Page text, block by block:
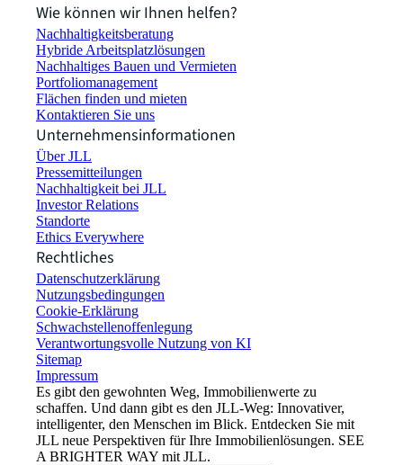
Wie können wir Ihnen helfen?
Nachhaltigkeitsberatung
Hybride Arbeitsplatzlösungen
Nachhaltiges Bauen und Vermieten
Portfoliomanagement
Flächen finden und mieten
Kontaktieren Sie uns
Unternehmensinformationen
Über JLL
Pressemitteilungen
Nachhaltigkeit bei JLL
Investor Relations
Standorte
Ethics Everywhere
Rechtliches
Datenschutzerklärung
Nutzungsbedingungen
Cookie-Erklärung
Schwachstellenoffenlegung
Verantwortungsvolle Nutzung von KI
Sitemap
Impressum​
Es gibt den gewohnten Weg, Immobilienwerte zu
schaffen. Und dann gibt es den JLL-Weg: Innovativer,
intelligenter, den Menschen im Blick. Entdecken Sie mit
JLL neue Perspektiven für Ihre Immobilienlösungen. SEE
A BRIGHTER WAY mit JLL.